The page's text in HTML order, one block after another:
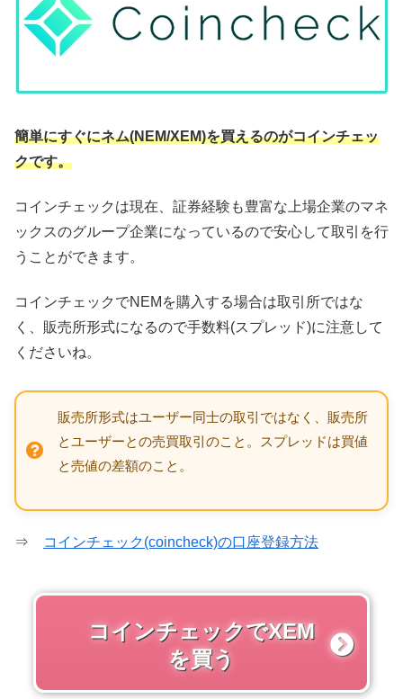
簡単にすぐにネム(NEM/XEM)を買えるのがコインチェッ
クです。
コインチェックは現在、証券経験も豊富な上場企業のマネ
ックスのグループ企業になっているので安心して取引を行
うことができます。
コインチェックでNEMを購入する場合は取引所ではな
く、販売所形式になるので手数料(スプレッド)に注意して
くださいね。
販売所形式はユーザー同士の取引ではなく、販売所
とユーザーとの売買取引のこと。スプレッドは買値
と売値の差額のこと。
⇒ コインチェック(coincheck)の口座登録方法
コインチェックでXEM
を買う